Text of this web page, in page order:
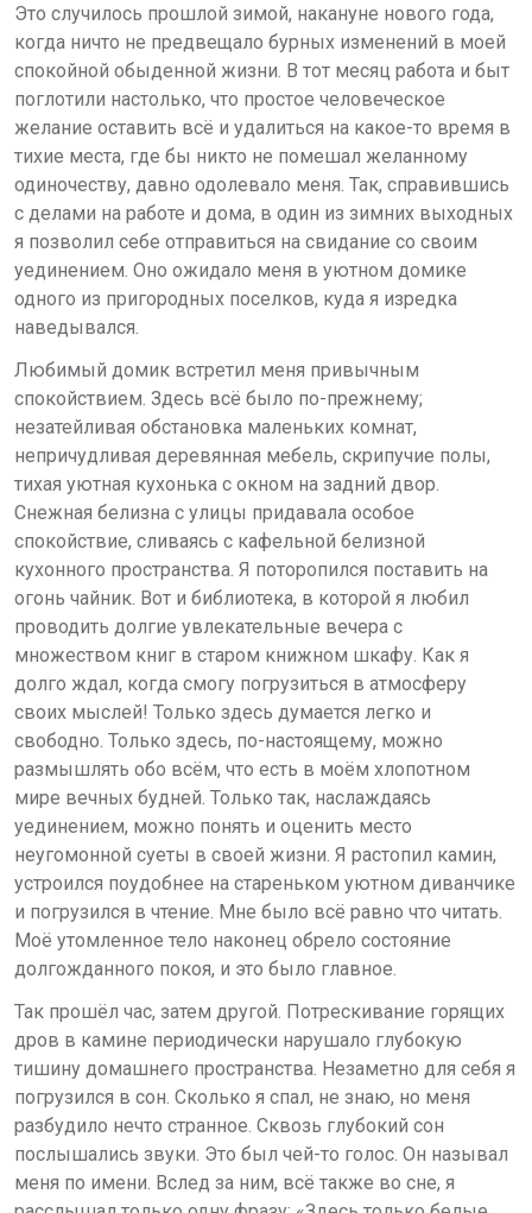
Это случилось прошлой зимой, накануне нового года,
когда ничто не предвещало бурных изменений в моей
спокойной обыденной жизни. В тот месяц работа и быт
поглотили настолько, что простое человеческое
желание оставить всё и удалиться на какое-то время в
тихие места, где бы никто не помешал желанному
одиночеству, давно одолевало меня. Так, справившись
с делами на работе и дома, в один из зимних выходных
я позволил себе отправиться на свидание со своим
уединением. Оно ожидало меня в уютном домике
одного из пригородных поселков, куда я изредка
наведывался.
Любимый домик встретил меня привычным
спокойствием. Здесь всё было по-прежнему;
незатейливая обстановка маленьких комнат,
непричудливая деревянная мебель, скрипучие полы,
тихая уютная кухонька с окном на задний двор.
Снежная белизна с улицы придавала особое
спокойствие, сливаясь с кафельной белизной
кухонного пространства. Я поторопился поставить на
огонь чайник. Вот и библиотека, в которой я любил
проводить долгие увлекательные вечера с
множеством книг в старом книжном шкафу. Как я
долго ждал, когда смогу погрузиться в атмосферу
своих мыслей! Только здесь думается легко и
свободно. Только здесь, по-настоящему, можно
размышлять обо всём, что есть в моём хлопотном
мире вечных будней. Только так, наслаждаясь
уединением, можно понять и оценить место
неугомонной суеты в своей жизни. Я растопил камин,
устроился поудобнее на стареньком уютном диванчике
и погрузился в чтение. Мне было всё равно что читать.
Моё утомленное тело наконец обрело состояние
долгожданного покоя, и это было главное.
Так прошёл час, затем другой. Потрескивание горящих
дров в камине периодически нарушало глубокую
тишину домашнего пространства. Незаметно для себя я
погрузился в сон. Сколько я спал, не знаю, но меня
разбудило нечто странное. Сквозь глубокий сон
послышались звуки. Это был чей-то голос. Он называл
меня по имени. Вслед за ним, всё также во сне, я